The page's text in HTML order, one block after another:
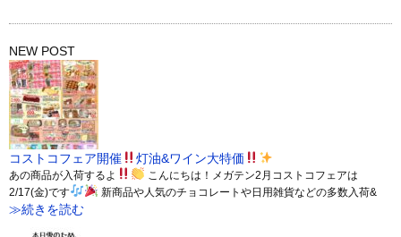
NEW POST
コストコフェア開催 灯油&ワイン大特価
あの商品が入荷するよ
こんにちは！メガテン2月コストコフェアは
2/17(金)です
新商品や人気のチョコレートや日用雑貨などの多数入荷&
≫続きを読む